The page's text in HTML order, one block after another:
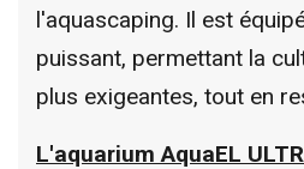
l'aquascaping. Il est
puissant, permettant la
plus exigeantes, tout en
L'aquarium AquaEL